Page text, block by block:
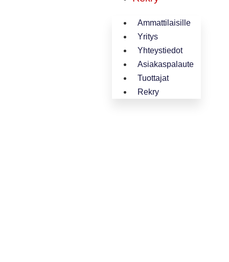
Ammattilaisille
Yritys
Yhteystiedot
Asiakaspalaute
Tuottajat
Rekry